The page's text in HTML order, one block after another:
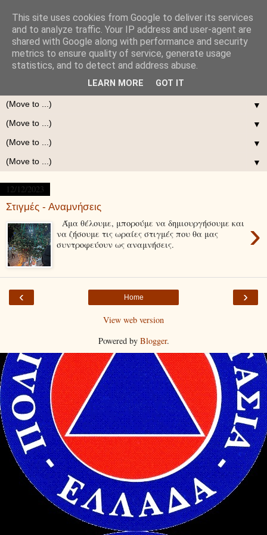
▼
▼
▼
▼
12/12/2023
Στιγμές - Αναμνήσεις
›
Άμα θέλουμε, μπορούμε να δημιουργήσουμε και
να ζήσουμε τις ωραίες στιγμές που θα μας
συντροφεύουν ως αναμνήσεις.
‹ ›
Home
View web version
Powered by Blogger.
This site uses cookies from Google to deliver its services
and to analyze traffic. Your IP address and user-agent are
shared with Google along with performance and security
metrics to ensure quality of service, generate usage
statistics, and to detect and address abuse.
LEARN MORE GOT IT